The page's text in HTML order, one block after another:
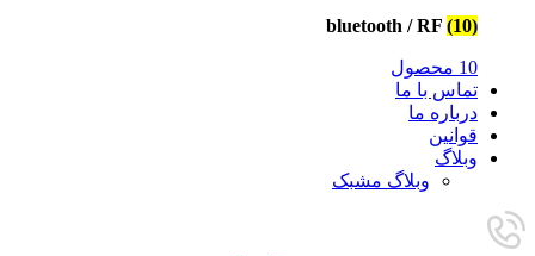
bluetooth / RF (10)
10 محصول
تماس با ما
درباره ما
قوانین
وبلاگ
وبلاگ مشبک